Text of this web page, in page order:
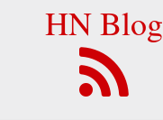
HN Blog